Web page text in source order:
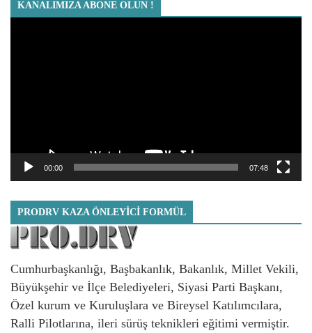
KANALIMIZA ABONE OLUN !
00:00 07:48
PRODRV KAZA ÖNLEYICI FORMÜL
Cumhurbaşkanlığı, Başbakanlık, Bakanlık, Millet Vekili,
Büyükşehir ve İlçe Belediyeleri, Siyasi Parti Başkanı,
Özel kurum ve Kuruluşlara ve Bireysel Katılımcılara,
Ralli Pilotlarına, ileri sürüş teknikleri eğitimi vermiştir.